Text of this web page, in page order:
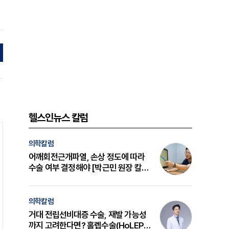
헬스인뉴스 칼럼
의학칼럼
어깨회전근개파열, 손상 정도에 따라
수술 여부 결정해야 [박근민 원장 칼
의학칼럼
거대 전립선비대증 수술, 재발 가능성
까지 고려한다면? 홀렙수술(HoLEP)